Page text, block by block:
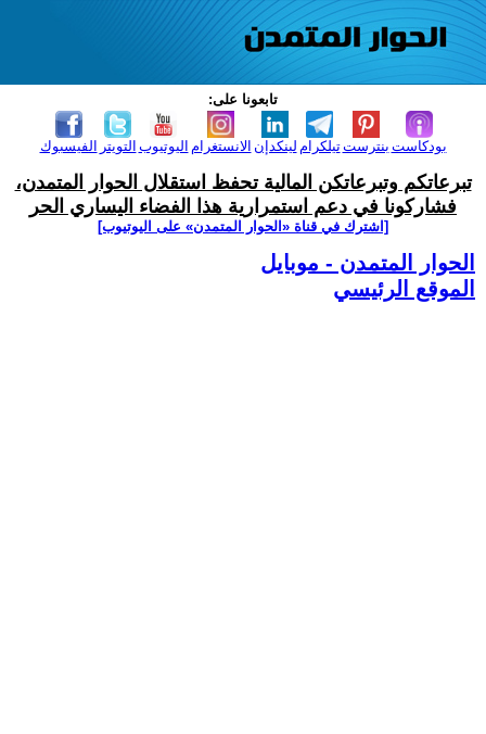
تابعونا على:
الفيسبوك التويتر اليوتيوب الانستغرام لينكدإن تيلكرامبنترست بودكاست
تبرعاتكم وتبرعاتكن المالية تحفظ استقلال الحوار المتمدن،
فشاركونا في دعم استمرارية هذا الفضاء اليساري الحر
[اشترك في قناة ‫«الحوار المتمدن» على اليوتيوب]
الحوار المتمدن - موبايل
الموقع الرئيسي